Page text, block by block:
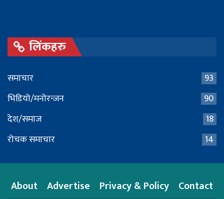
लिंकहरु
समाचार
93
भिडियो/मनोरन्जन
90
देश/समाज
18
रोचक समाचार
14
About Advertise Privacy & Policy Contact